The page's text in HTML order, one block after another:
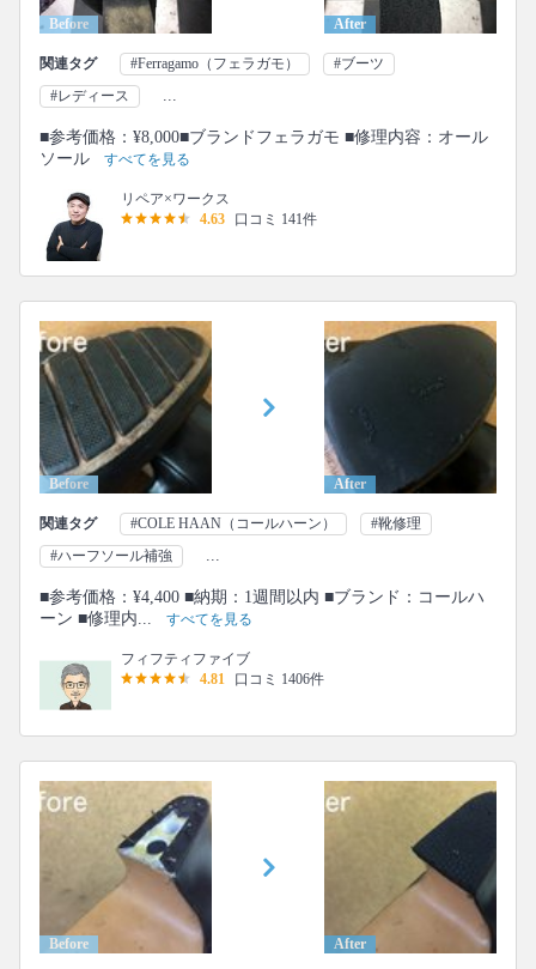
Before After
関連タグ #Ferragamo（フェラガモ）
#ブーツ
#レディース
...
■参考価格：¥8,000■ブランドフェラガモ ■修理内容：オール
ソール
すべてを見る
リペア×ワークス
4.63
口コミ 141件
Before After
関連タグ #COLE HAAN（コールハーン）
#靴修理
#ハーフソール補強
...
■参考価格：¥4,400 ■納期：1週間以内 ■ブランド：コールハ
ーン ■修理内...
すべてを見る
フィフティファイブ
4.81
口コミ 1406件
Before After